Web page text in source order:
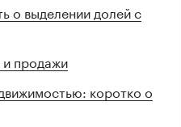
о выделении долей с
и продажи
коротко о